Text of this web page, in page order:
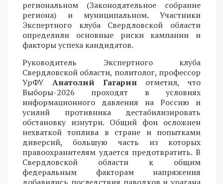
региональном (Законодательное собрание
региона) и муниципальном. Участники
Экспертного клуба Свердловской области
определили основные риски кампании и
факторы успеха кандидатов.
Руководитель Экспертного клуба
Свердловской области, политолог, профессор
УрФУ Анатолий Гагарин отметил, что
Выборы-2026 проходят в условиях
информационного давления на Россию и
усилий противника дестабилизировать
обстановку изнутри. Общий фон осложнен
нехваткой топлива в стране и попытками
диверсий, большую часть из которых
правоохранителям удается предотвратить. В
Свердловской области к общим
федеральным факторам напряжения